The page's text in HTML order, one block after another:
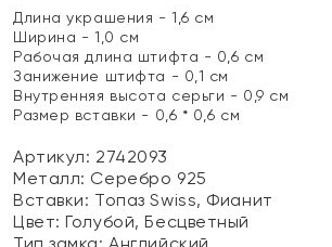
Длина украшения - 1,6 см
Ширина - 1,0 см
Рабочая длина штифта - 0,6 см
Занижение штифта - 0,1 см
Внутренняя высота серьги - 0,9 см
Размер вставки - 0,6 * 0,6 см
Артикул: 2742093
Металл: Серебро 925
Вставки: Топаз Swiss, Фианит
Цвет:Голубой, Бесцветный